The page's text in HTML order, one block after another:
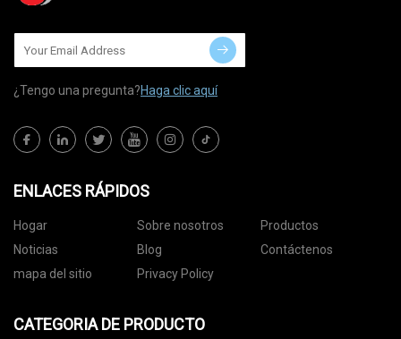
¿Tengo una pregunta?Haga clic aquí
ENLACES RÁPIDOS
Hogar Sobre nosotros
Productos
Noticias
Blog
Contáctenos
mapa del sitio
Privacy Policy
CATEGORIA DE PRODUCTO